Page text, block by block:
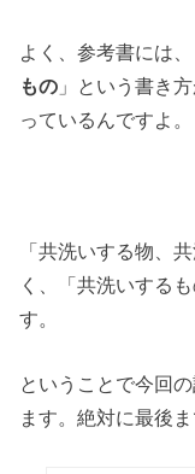
よく、参考書には
もの 」という書き
っているんですよ。
「共洗いする物、
く、「共洗いするも
す。
ということで今回
ます。絶対に最後